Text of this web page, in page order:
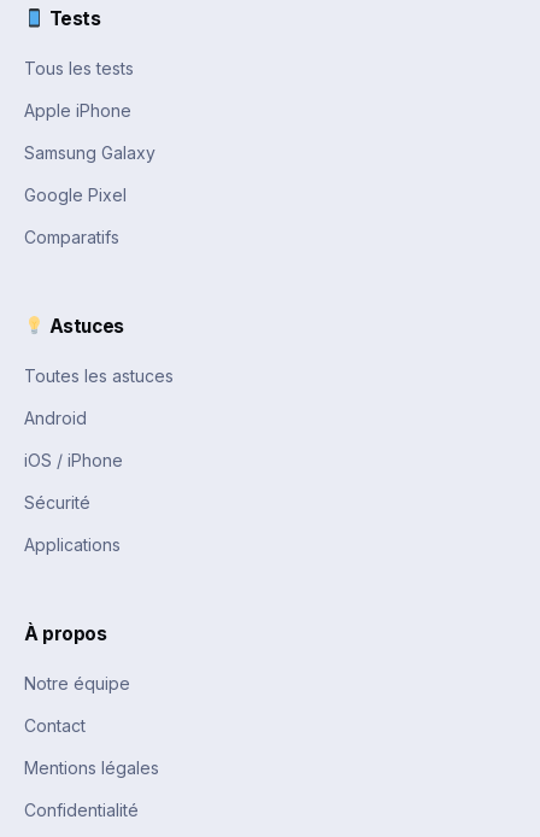
Tests
Tous les tests
Apple iPhone
Samsung Galaxy
Google Pixel
Comparatifs
Astuces
Toutes les astuces
Android
iOS / iPhone
Sécurité
Applications
À propos
Notre équipe
Contact
Mentions légales
Confidentialité